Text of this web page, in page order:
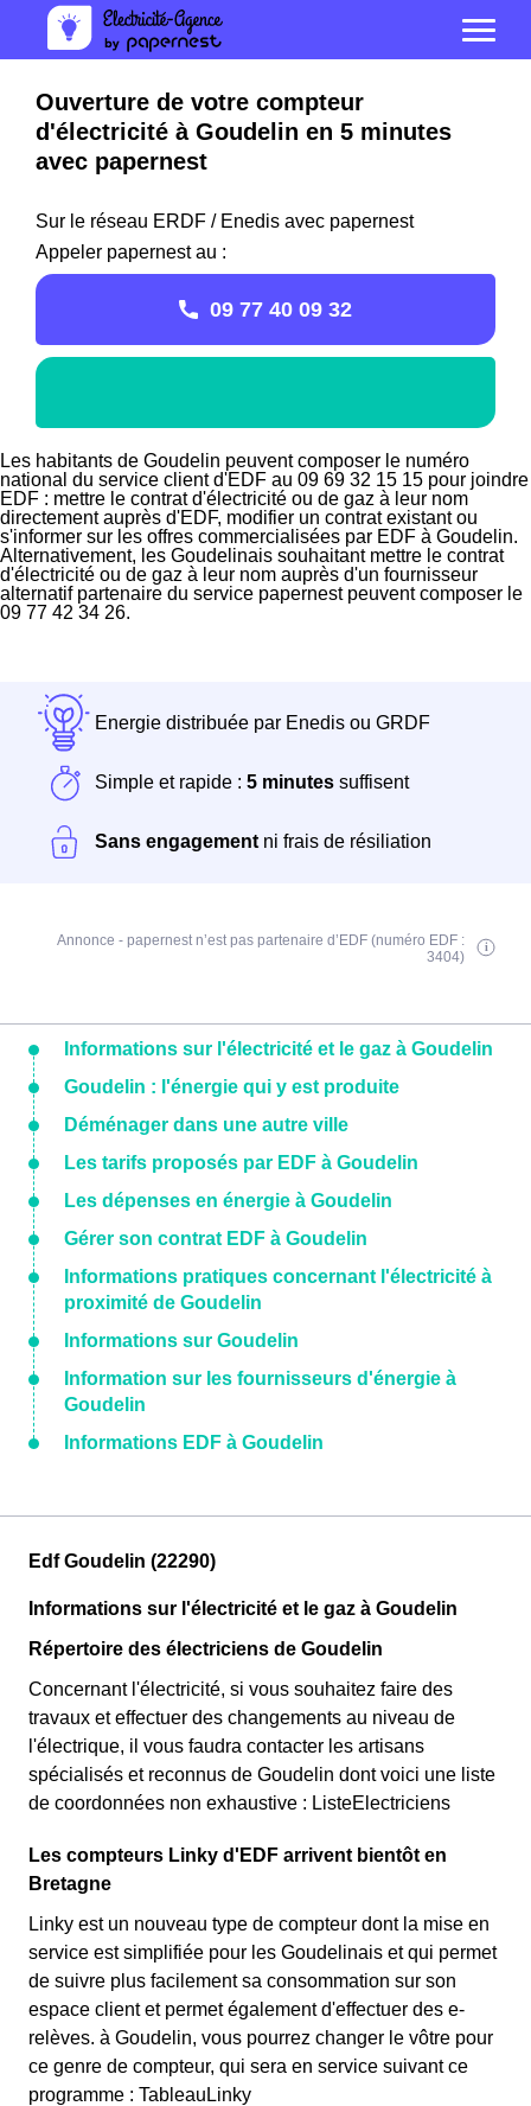
Ouverture de votre compteur
d'électricité à Goudelin en 5 minutes
avec papernest
Sur le réseau ERDF / Enedis avec papernest
Appeler papernest au :
09 77 40 09 32
Les habitants de Goudelin peuvent composer le numéro
national du service client d'EDF au 09 69 32 15 15 pour joindre
EDF : mettre le contrat d'électricité ou de gaz à leur nom
directement auprès d'EDF, modifier un contrat existant ou
s'informer sur les offres commercialisées par EDF à Goudelin.
Alternativement, les Goudelinais souhaitant mettre le contrat
d'électricité ou de gaz à leur nom auprès d'un fournisseur
alternatif partenaire du service papernest peuvent composer le
09 77 42 34 26.
Energie distribuée par Enedis ou GRDF
Simple et rapide : 5 minutes suffisent
Sans engagement ni frais de résiliation
Annonce - papernest n’est pas partenaire d’EDF (numéro EDF :
3404)
Informations sur l'électricité et le gaz à Goudelin
Goudelin : l'énergie qui y est produite
Déménager dans une autre ville
Les tarifs proposés par EDF à Goudelin
Les dépenses en énergie à Goudelin
Gérer son contrat EDF à Goudelin
Informations pratiques concernant l'électricité à
proximité de Goudelin
Informations sur Goudelin
Information sur les fournisseurs d'énergie à
Goudelin
Informations EDF à Goudelin
Edf Goudelin (22290)
Informations sur l'électricité et le gaz à Goudelin
Répertoire des électriciens de Goudelin
Concernant l'électricité, si vous souhaitez faire des
travaux et effectuer des changements au niveau de
l'électrique, il vous faudra contacter les artisans
spécialisés et reconnus de Goudelin dont voici une liste
de coordonnées non exhaustive : ListeElectriciens
Les compteurs Linky d'EDF arrivent bientôt en
Bretagne
Linky est un nouveau type de compteur dont la mise en
service est simplifiée pour les Goudelinais et qui permet
de suivre plus facilement sa consommation sur son
espace client et permet également d'effectuer des e-
relèves. à Goudelin, vous pourrez changer le vôtre pour
ce genre de compteur, qui sera en service suivant ce
programme : TableauLinky